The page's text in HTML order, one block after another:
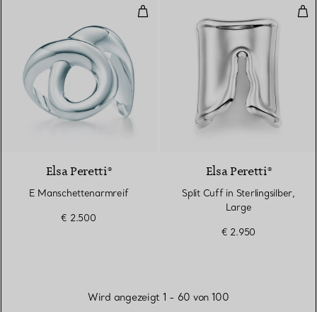
E Manschettenarmreif
Elsa Peretti®
E Manschettenarmreif
€ 2.500
Elsa Peretti®
Split Cuff in Sterlingsilber,
Large
€ 2.950
Wird angezeigt 1 - 60 von 100